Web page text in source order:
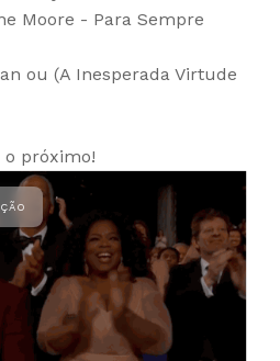
Moore - Para Sempre
ou (A Inesperada Virtude
o próximo!